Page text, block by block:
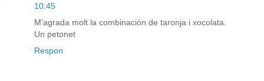
10:45
M'agrada molt la combinación de taronja i xocolata.
Un petonet
Respon